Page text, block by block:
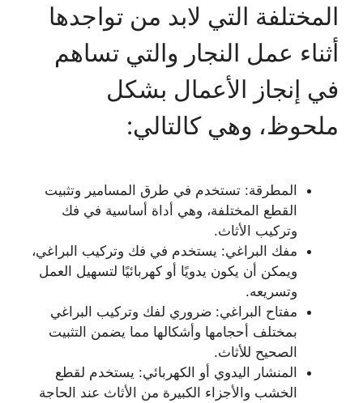
المختلفة التي لابد من تواجدها
أثناء عمل النجار والتي تساهم
في إنجاز الأعمال بشكل
ملحوظ، وهي كالتالي:
المطرقة: تستخدم في طرق المسامير وتثبيت
القطع المختلفة، وهي أداة أساسية في فك
وتركيب الأثاث.
مفك البراغي: يستخدم في فك وتركيب البراغي،
ويمكن أن يكون يدويًا أو كهربائيًا لتسهيل العمل
وتسريعه.
مفتاح البراغي: ضروري لفك وتركيب البراغي
بمختلف أحجامها وأشكالها مما يضمن التثبيت
الصحيح للأثاث.
المنشار اليدوي أو الكهربائي: يستخدم لقطع
الخشب والأجزاء الكبيرة من الأثاث عند الحاجة